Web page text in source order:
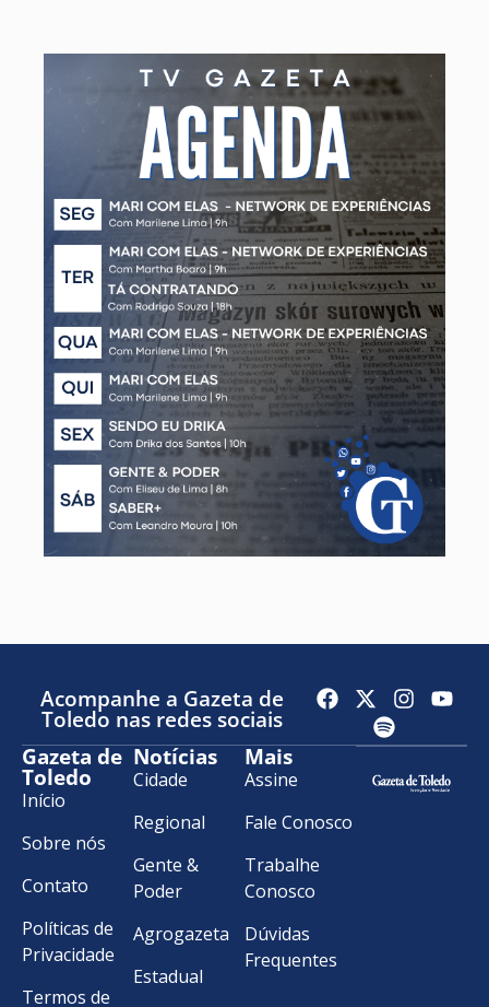
Acompanhe a Gazeta de
Toledo nas redes sociais
Gazeta de
Toledo
Início
Sobre nós
Contato
Políticas de
Privacidade
Termos de
Notícias
Cidade
Regional
Gente &
Poder
Agrogazeta
Estadual
Mais
Assine
Fale Conosco
Trabalhe
Conosco
Dúvidas
Frequentes